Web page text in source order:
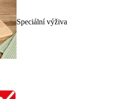
Speciální výživa